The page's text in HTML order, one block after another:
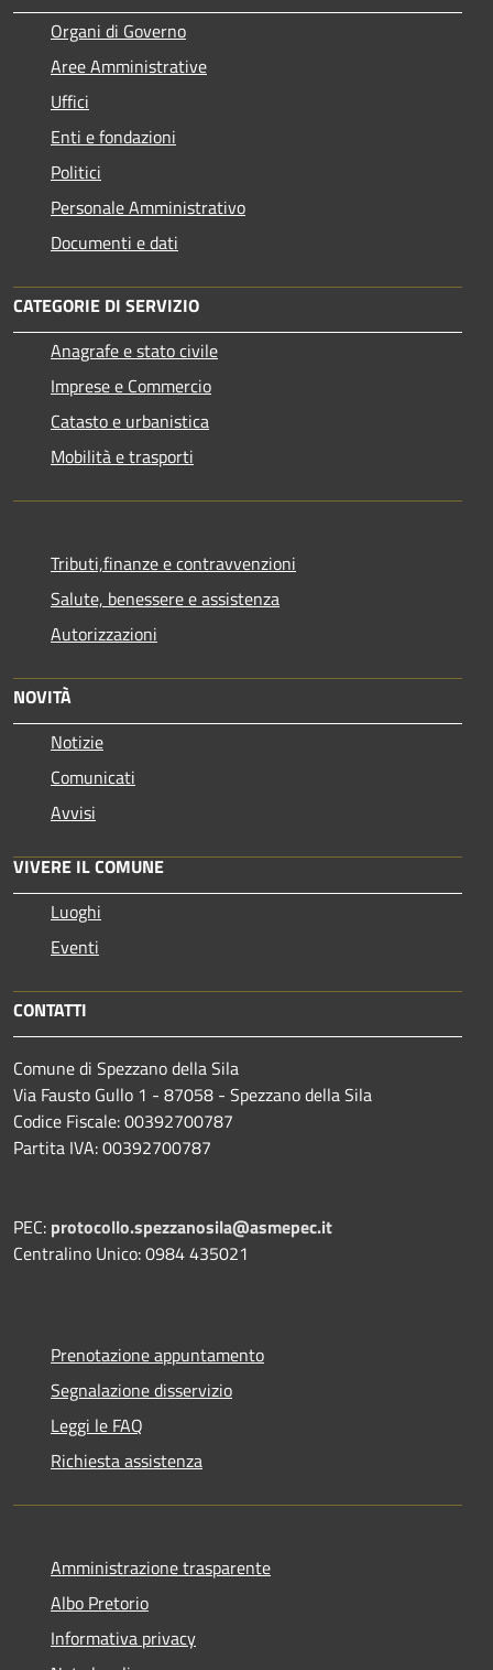
Organi di Governo
Aree Amministrative
Uffici
Enti e fondazioni
Politici
Personale Amministrativo
Documenti e dati
CATEGORIE DI SERVIZIO
Anagrafe e stato civile
Imprese e Commercio
Catasto e urbanistica
Mobilità e trasporti
Tributi,finanze e contravvenzioni
Salute, benessere e assistenza
Autorizzazioni
NOVITÀ
Notizie
Comunicati
Avvisi
VIVERE IL COMUNE
Luoghi
Eventi
CONTATTI
Comune di Spezzano della Sila
Via Fausto Gullo 1 - 87058 - Spezzano della Sila
Codice Fiscale: 00392700787
Partita IVA: 00392700787
PEC: protocollo.spezzanosila@asmepec.it
Centralino Unico: 0984 435021
Prenotazione appuntamento
Segnalazione disservizio
Leggi le FAQ
Richiesta assistenza
Amministrazione trasparente
Albo Pretorio
Informativa privacy